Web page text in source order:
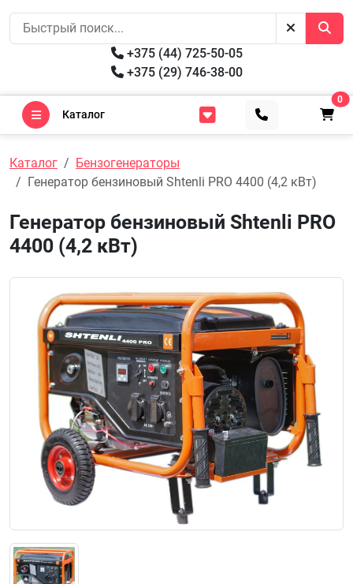
+375 (44) 725-50-05
+375 (29) 746-38-00
Каталог
0
Каталог
Бензогенераторы
Генератор бензиновый Shtenli PRO 4400 (4,2 кВт)
Генератор бензиновый Shtenli PRO
4400 (4,2 кВт)